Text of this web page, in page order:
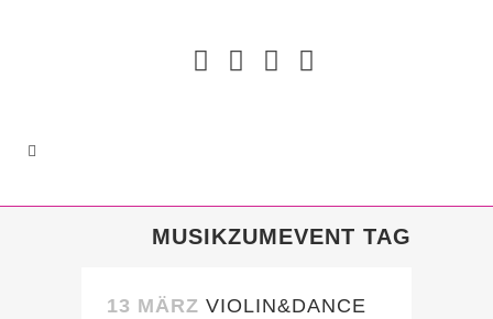
MUSIKZUMEVENT TAG
13 MÄRZ VIOLIN&DANCE